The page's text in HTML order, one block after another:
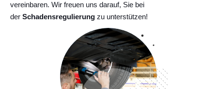
vereinbaren. Wir freuen uns darauf, Sie bei
der Schadensregulierung zu unterstützen!